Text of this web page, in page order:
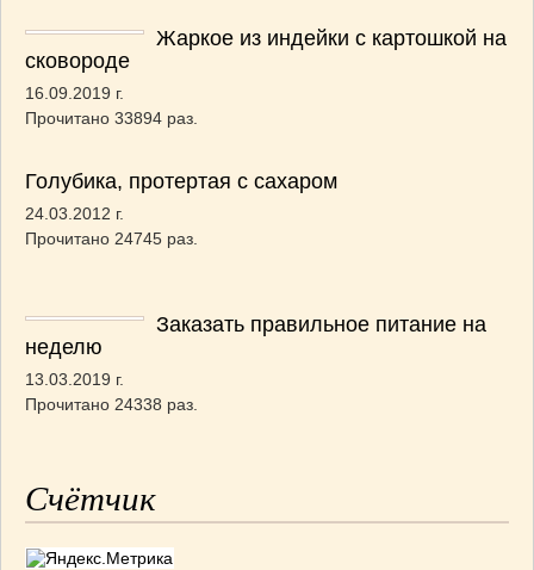
Жаркое из индейки с картошкой на
сковороде
16.09.2019 г.
Прочитано 33894 раз.
Голубика, протертая с сахаром
24.03.2012 г.
Прочитано 24745 раз.
Заказать правильное питание на
неделю
13.03.2019 г.
Прочитано 24338 раз.
Счётчик